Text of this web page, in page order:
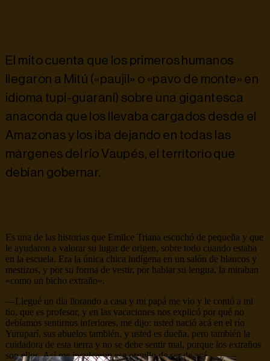
El mito cuenta que los primeros humanos
llegaron a Mitú («paujil» o «pavo de monte» en
idioma tupí-guaraní) sobre una gigantesca
anaconda que los llevaba cargados desde el
Amazonas y los iba dejando en todas las
márgenes del río Vaupés, el territorio que
debían gobernar.
Es una de las historias que Emilce Triana escuchó de pequeña y que
le ayudaron a valorar su lugar de origen, sobre todo cuando estaba
en la escuela. Era la única chica indígena en un salón de blancos y
mestizos, y por su forma de vestir, por hablar su lengua, la miraban
«como un bicho extraño».
—Llegué un día llorando a casa y mi papá me vio y le contó a mi
tío, que es profesor, y en las vacaciones nos explicó por qué no
debíamos sentirnos inferiores, me dijo: usted nació acá en el río
Yuruparí, sus abuelos también, y usted es dueña, pero también la
cuidadora de esta tierra y no se debe sentir mal, porque los extraños
son ellos. Así me inculcaron ese orgullo de ser de acá.